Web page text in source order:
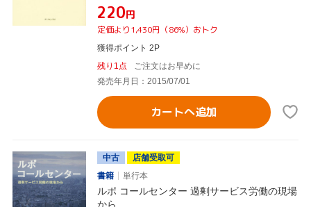
¥220円
定価より1,430円（86%）おトク
獲得ポイント 2P
残り1点
ご注文はお早めに
発売年月日：2015/07/01
カートへ追加
中古
店舗受取可
書籍
単行本
ルポ コールセンター 過剰サービス労働の現場
から